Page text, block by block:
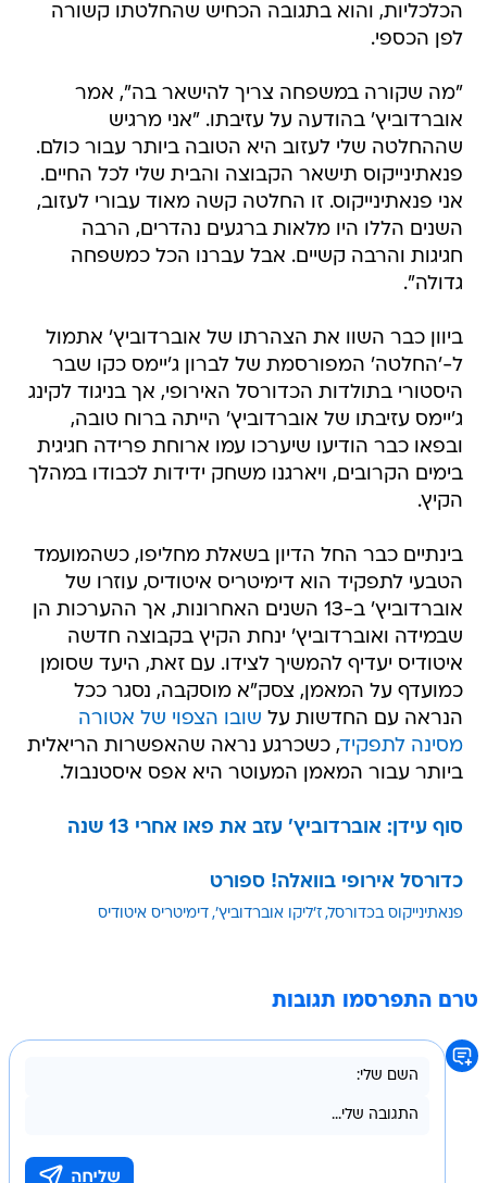
הכלכליות, והוא בתגובה הכחיש שהחלטתו קשורה
לפן הכספי.
"מה שקורה במשפחה צריך להישאר בה", אמר
אוברדוביץ' בהודעה על עזיבתו. "אני מרגיש
שההחלטה שלי לעזוב היא הטובה ביותר עבור כולם.
פנאתינייקוס תישאר הקבוצה והבית שלי לכל החיים.
אני פנאתינייקוס. זו החלטה קשה מאוד עבורי לעזוב,
השנים הללו היו מלאות ברגעים נהדרים, הרבה
חגיגות והרבה קשיים. אבל עברנו הכל כמשפחה
גדולה".
ביוון כבר השוו את הצהרתו של אוברדוביץ' אתמול
ל-'החלטה' המפורסמת של לברון ג'יימס כקו שבר
היסטורי בתולדות הכדורסל האירופי, אך בניגוד לקינג
ג'יימס עזיבתו של אוברדוביץ' הייתה ברוח טובה,
ובפאו כבר הודיעו שיערכו עמו ארוחת פרידה חגיגית
בימים הקרובים, ויארגנו משחק ידידות לכבודו במהלך
הקיץ.
בינתיים כבר החל הדיון בשאלת מחליפו, כשהמועמד
הטבעי לתפקיד הוא דימיטריס איטודיס, עוזרו של
אוברדוביץ' ב-13 השנים האחרונות, אך ההערכות הן
שבמידה ואוברדוביץ' ינחת הקיץ בקבוצה חדשה
איטודיס יעדיף להמשיך לצידו. עם זאת, היעד שסומן
כמועדף על המאמן, צסק"א מוסקבה, נסגר ככל
הנראה עם החדשות על שובו הצפוי של אטורה
מסינה לתפקיד, כשכרגע נראה שהאפשרות הריאלית
ביותר עבור המאמן המעוטר היא אפס איסטנבול.
סוף עידן: אוברדוביץ' עזב את פאו אחרי 13 שנה
כדורסל אירופי בוואלה! ספורט
פנאתינייקוס בכדורסל ז'ליקו אוברדוביץ' דימיטריס איטודיס
טרם התפרסמו תגובות